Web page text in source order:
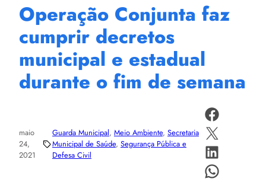
Operação Conjunta faz
cumprir decretos
municipal e estadual
durante o fim de semana
maio
24,
2021
Guarda Municipal, Meio Ambiente, Secretaria
Municipal de Saúde, Segurança Pública e
Defesa Civil